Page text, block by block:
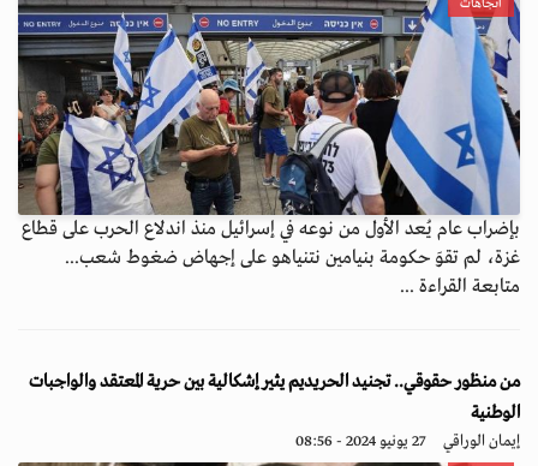
اتجاهات
بإضراب عام يُعد الأول من نوعه في إسرائيل منذ اندلاع الحرب على قطاع
غزة، لم تقوَ حكومة بنيامين نتنياهو على إجهاض ضغوط شعب...
متابعة القراءة ...
من منظور حقوقي.. تجنيد الحريديم يثير إشكالية بين حرية المعتقد والواجبات
الوطنية
إيمان الوراقي 27 يونيو 2024 - 08:56